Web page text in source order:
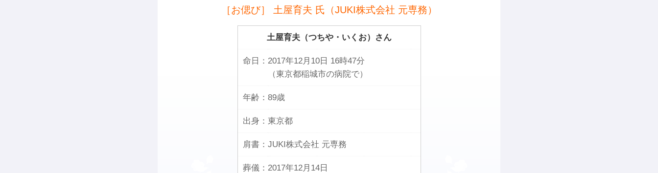
［お偲び］ 土屋育夫 氏（JUKI株式会社 元専務）
土屋育夫（つちや・いくお）さん
命日： 2017年12月10日 16時47分
（東京都稲城市の病院で）
年齢： 89歳
出身： 東京都
肩書： JUKI株式会社 元専務
葬儀： 2017年12月14日